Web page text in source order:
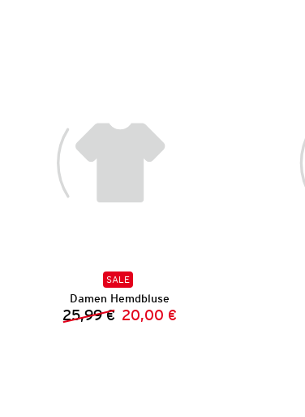
SALE
Damen Hemdbluse
Vorheriger Preis:
25,99 € Neuer Preis:
20,00 €